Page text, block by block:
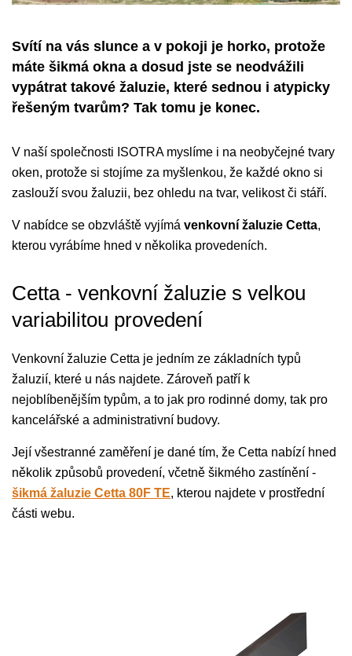
Svítí na vás slunce a v pokoji je horko, protože
máte šikmá okna a dosud jste se neodvážili
vypátrat takové žaluzie, které sednou i atypicky
řešeným tvarům? Tak tomu je konec.
V naší společnosti ISOTRA myslíme i na neobyčejné tvary
oken, protože si stojíme za myšlenkou, že každé okno si
zaslouží svou žaluzii, bez ohledu na tvar, velikost či stáří.
V nabídce se obzvláště vyjímá venkovní žaluzie Cetta,
kterou vyrábíme hned v několika provedeních.
Cetta - venkovní žaluzie s velkou
variabilitou provedení
Venkovní žaluzie Cetta je jedním ze základních typů
žaluzií, které u nás najdete. Zároveň patří k
nejoblíbenějším typům, a to jak pro rodinné domy, tak pro
kancelářské a administrativní budovy.
Její všestranné zaměření je dané tím, že Cetta nabízí hned
několik způsobů provedení, včetně šikmého zastínění -
šikmá žaluzie Cetta 80F TE, kterou najdete v prostřední
části webu.